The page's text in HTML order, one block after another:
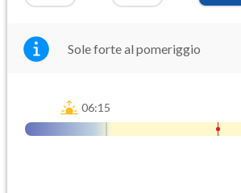
Sole forte al pomeriggio
06:15